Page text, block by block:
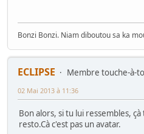
Bonzi Bonzi. Niam diboutou sa ka
ECLIPSE
Membre touche-à-
02 Mai 2013 à 11:36
Bon alors, si tu lui ressembles,
resto.Cà c'est pas un avatar.